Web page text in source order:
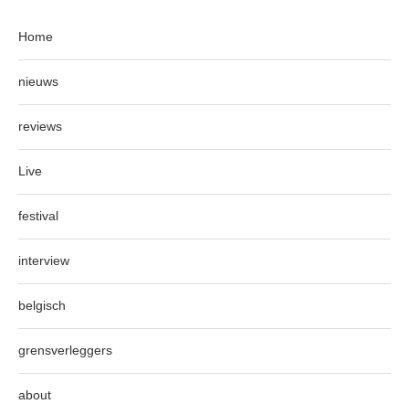
Home
nieuws
reviews
Live
festival
interview
belgisch
grensverleggers
about